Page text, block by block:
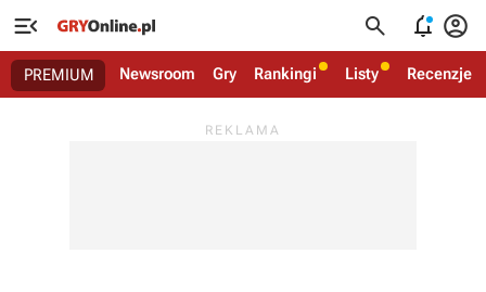
   
PREMIUM Newsroom Gry Rankingi Listy Recenzje